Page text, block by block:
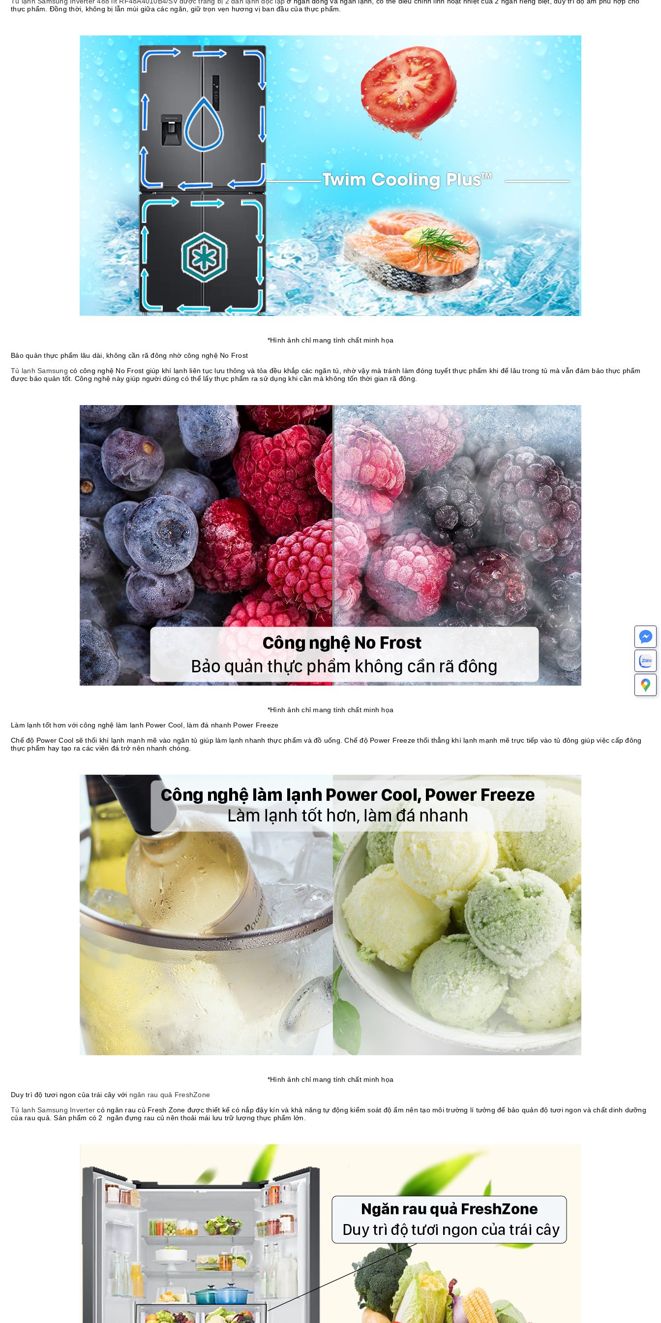
thực phẩm. Đồng thời, không bị lẫn mùi giữa các ngăn, giữ trọn vẹn hương vị ban đầu của thực phẩm.
*Hình ảnh chỉ mang tính chất minh họa
Bảo quản thực phẩm lâu dài, không cần rã đông nhờ công nghệ No Frost
Tủ lạnh Samsung có công nghệ No Frost giúp khí lạnh liên tục lưu thông và tỏa đều khắp các ngăn tủ, nhờ vậy mà tránh làm đóng tuyết thực phẩm khi để lâu trong tủ mà vẫn đảm bảo thực phẩm
được bảo quản tốt. Công nghệ này giúp người dùng có thể lấy thực phẩm ra sử dụng khi cần mà không tốn thời gian rã đông.
*Hình ảnh chỉ mang tính chất minh họa
Làm lạnh tốt hơn với công nghệ làm lạnh Power Cool, làm đá nhanh Power Freeze
Chế độ Power Cool sẽ thổi khí lạnh mạnh mẽ vào ngăn tủ giúp làm lạnh nhanh thực phẩm và đồ uống. Chế độ Power Freeze thổi thẳng khí lạnh mạnh mẽ trực tiếp vào tủ đông giúp việc cấp đông
thực phẩm hay tạo ra các viên đá trở nên nhanh chóng.
*Hình ảnh chỉ mang tính chất minh họa
Duy trì độ tươi ngon của trái cây với ngăn rau quả FreshZone
Tủ lạnh Samsung Inverter có ngăn rau củ Fresh Zone được thiết kế có nắp đậy kín và khả năng tự động kiểm soát độ ẩm nên tạo môi trường lí tưởng để bảo quản độ tươi ngon và chất dinh dưỡng
của rau quả. Sản phẩm có 2 ngăn đựng rau củ nên thoải mái lưu trữ lượng thực phẩm lớn.